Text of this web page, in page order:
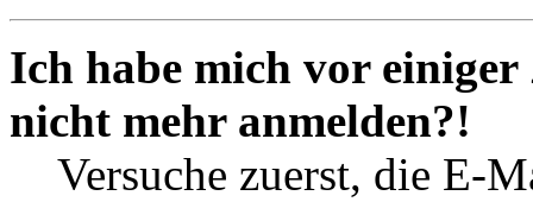
Ich habe mich vor
nicht mehr anmelden?!
Versuche zuerst, die E-